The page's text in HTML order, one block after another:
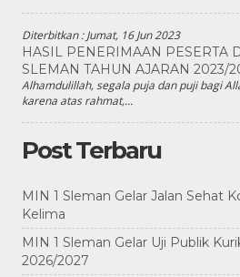
Diterbitkan :Jumat, 16 Jun 2023
HASIL PENERIMAAN PESERTA
SLEMAN TAHUN AJARAN 2023/
Alhamdulillah, segala puja dan puji bagi
karena atas rahmat,...
Post Terbaru
MIN 1 Sleman Gelar Jalan Sehat
Kelima
MIN 1 Sleman Gelar Uji Publik
2026/2027